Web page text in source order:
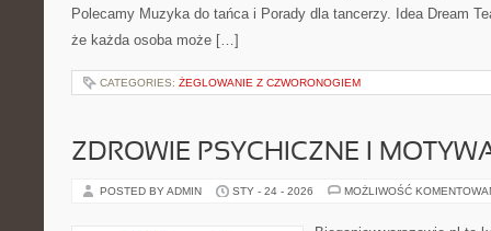
Polecamy Muzyka do tańca i Porady dla tancerzy. Idea Dream
że każda osoba może […]
CATEGORIES: ŻEGLOWANIE Z CZWORONOGIEM
ZDROWIE PSYCHICZNE I
POSTED BY ADMIN STY - 24 - 2026 MOŻLIWOŚĆ